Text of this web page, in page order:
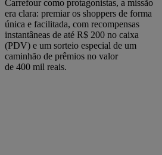
Carrefour como protagonistas, a missão
era clara: premiar os shoppers de forma
única e facilitada, com recompensas
instantâneas de até R$ 200 no caixa
(PDV) e um sorteio especial de um
caminhão de prêmios no valor
de 400 mil reais.